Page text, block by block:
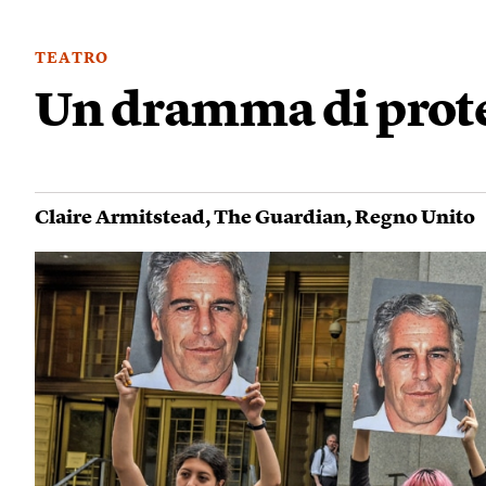
TEATRO
Un dramma di
Claire Armitstead,The Guardian,Regno Unito